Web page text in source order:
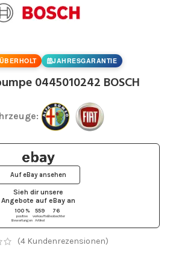
JAHRESGARANTIE
0445010242 BOSCH
Sieh dir unsere
Angebote auf eBayan
100 %
positive
Bewertungen
559
verkaufte
Artikel
76
Beobachter
Auf eBay ansehen
(4 Kundenrezensionen)